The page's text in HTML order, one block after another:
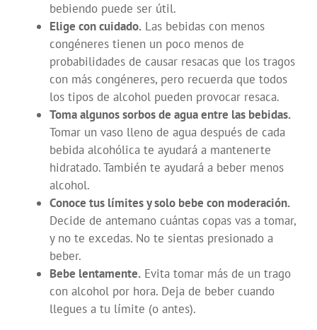
bebiendo puede ser útil.
Elige con cuidado. Las bebidas con menos
congéneres tienen un poco menos de
probabilidades de causar resacas que los tragos
con más congéneres, pero recuerda que todos
los tipos de alcohol pueden provocar resaca.
Toma algunos sorbos de agua entre las bebidas.
Tomar un vaso lleno de agua después de cada
bebida alcohólica te ayudará a mantenerte
hidratado. También te ayudará a beber menos
alcohol.
Conoce tus límites y solo bebe con moderación.
Decide de antemano cuántas copas vas a tomar,
y no te excedas. No te sientas presionado a
beber.
Bebe lentamente. Evita tomar más de un trago
con alcohol por hora. Deja de beber cuando
llegues a tu límite (o antes).